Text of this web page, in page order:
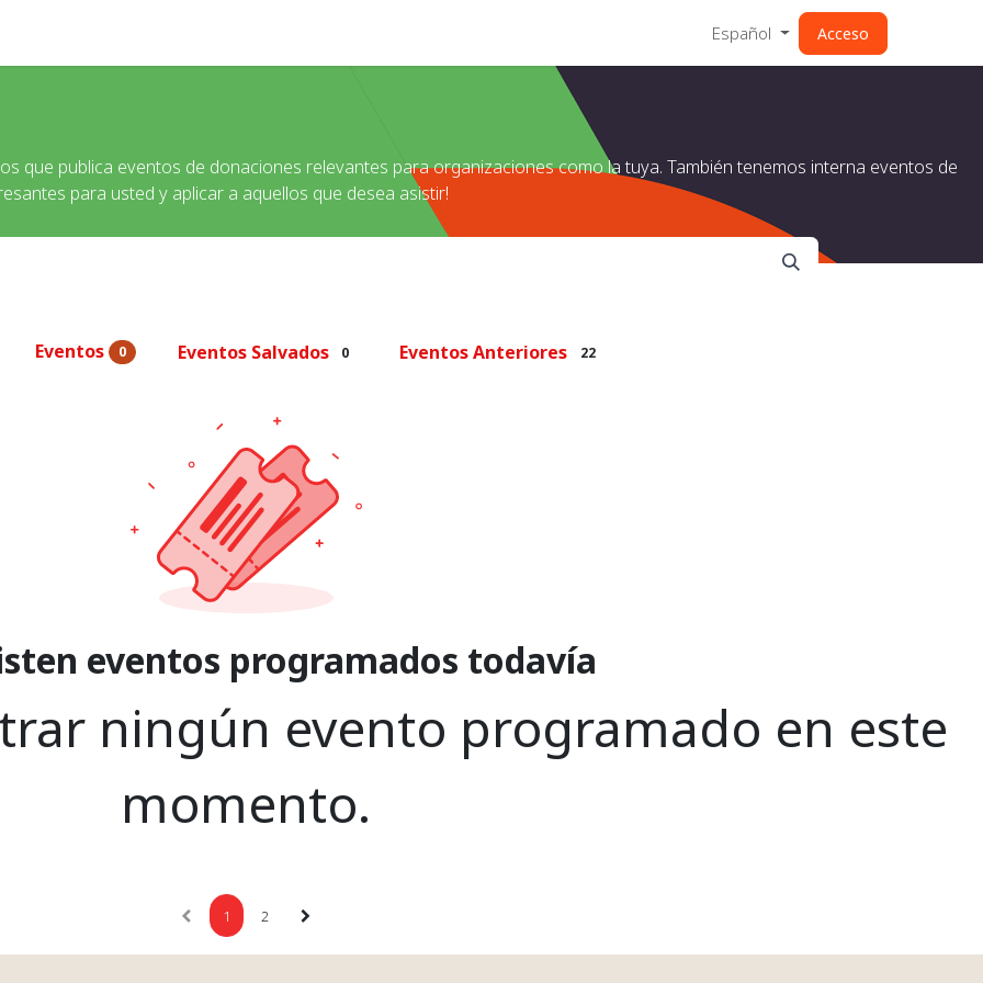
Español Acceso
que publica eventos de donaciones relevantes para organizaciones como la tuya. También tenemos interna eventos de
para usted y aplicar a aquellos que desea asistir!
Eventos 0 Eventos Salvados 0 Eventos Anteriores 22
eventos programados todavía
ningún evento programado en este
momento.
1 2